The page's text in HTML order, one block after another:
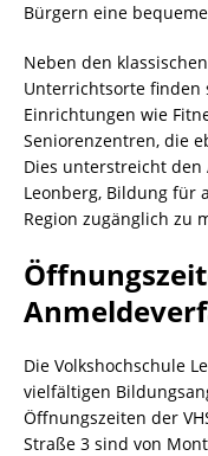
Bürgern eine
Neben den
Unterrichtsorte finden
Einrichtungen wie
Seniorenzentren, die
Dies unterstreicht den
Leonberg, Bildung für
Region zugänglich zu
Die Volkshochschule
vielfältigen
Öffnungszeiten der
Straße 3 sind von